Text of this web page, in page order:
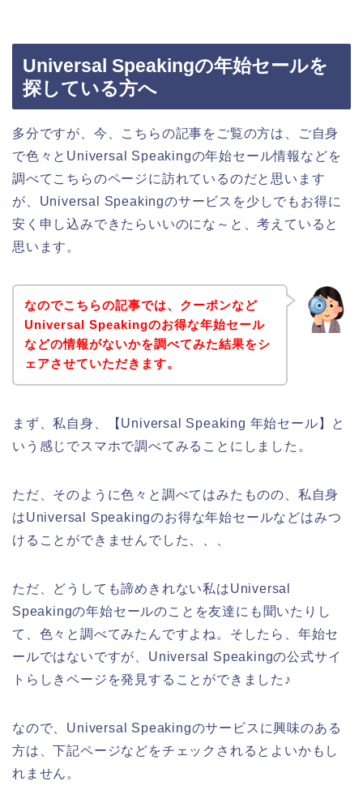
Universal Speakingの年始セールを
探している方へ
多分ですが、今、こちらの記事をご覧の方は、ご自身
で色々とUniversal Speakingの年始セール情報などを
調べてこちらのページに訪れているのだと思います
が、Universal Speakingのサービスを少しでもお得に
安く申し込みできたらいいのにな～と、考えていると
思います。
なのでこちらの記事では、クーポンなど
Universal Speakingのお得な年始セール
などの情報がないかを調べてみた結果をシ
ェアさせていただきます。
まず、私自身、【Universal Speaking 年始セール】と
いう感じでスマホで調べてみることにしました。
ただ、そのように色々と調べてはみたものの、私自身
はUniversal Speakingのお得な年始セールなどはみつ
けることができませんでした、、、
ただ、どうしても諦めきれない私はUniversal
Speakingの年始セールのことを友達にも聞いたりし
て、色々と調べてみたんですよね。そしたら、年始セ
ールではないですが、Universal Speakingの公式サイ
トらしきページを発見することができました♪
なので、Universal Speakingのサービスに興味のある
方は、下記ページなどをチェックされるとよいかもし
れません。